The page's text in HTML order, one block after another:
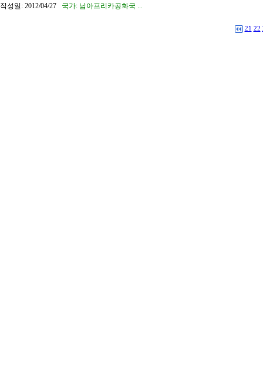
작성일: 2012/04/27 국가: 남아프리카공화국 ...
21 22